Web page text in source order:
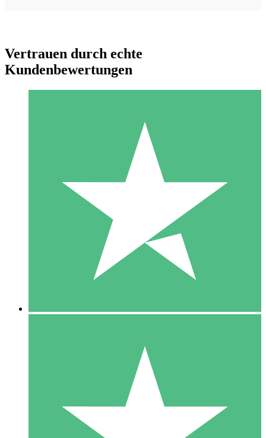
Individuelle Credit-Pakete
Zahlen Sie nach Bedarf mit Download-Credits. Keine
monatliche Verpflichtung erforderlich.
10 00
10 Downloads
20 00
Vertrauen durch echte
Kundenbewertungen